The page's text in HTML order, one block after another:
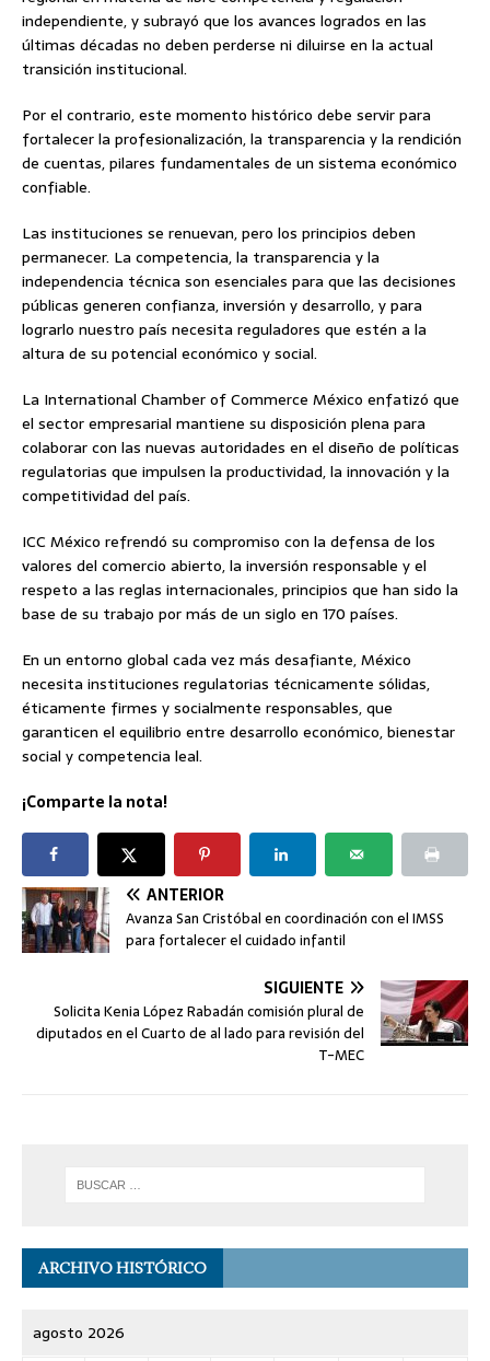
independiente, y subrayó que los avances logrados en las
últimas décadas no deben perderse ni diluirse en la actual
transición institucional.
Por el contrario, este momento histórico debe servir para
fortalecer la profesionalización, la transparencia y la rendición
de cuentas, pilares fundamentales de un sistema económico
confiable.
Las instituciones se renuevan, pero los principios deben
permanecer. La competencia, la transparencia y la
independencia técnica son esenciales para que las decisiones
públicas generen confianza, inversión y desarrollo, y para
lograrlo nuestro país necesita reguladores que estén a la
altura de su potencial económico y social.
La International Chamber of Commerce México enfatizó que
el sector empresarial mantiene su disposición plena para
colaborar con las nuevas autoridades en el diseño de políticas
regulatorias que impulsen la productividad, la innovación y la
competitividad del país.
ICC México refrendó su compromiso con la defensa de los
valores del comercio abierto, la inversión responsable y el
respeto a las reglas internacionales, principios que han sido la
base de su trabajo por más de un siglo en 170 países.
En un entorno global cada vez más desafiante, México
necesita instituciones regulatorias técnicamente sólidas,
éticamente firmes y socialmente responsables, que
garanticen el equilibrio entre desarrollo económico, bienestar
social y competencia leal.
¡Comparte la nota!
ANTERIOR
Avanza San Cristóbal en coordinación con el IMSS
para fortalecer el cuidado infantil
SIGUIENTE
Solicita Kenia López Rabadán comisión plural de
diputados en el Cuarto de al lado para revisión del
T-MEC
ARCHIVO HISTÓRICO
agosto 2026